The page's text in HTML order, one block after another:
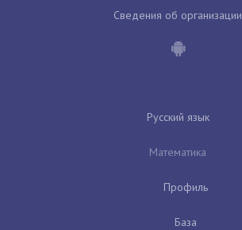
Сведения об организации
Русский язык
Математика
Профиль
База